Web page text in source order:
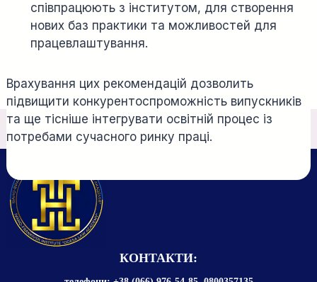
співпрацюють з інститутом, для створення
нових баз практики та можливостей для
працевлаштування.
Врахування цих рекомендацій дозволить
підвищити конкурентоспроможність випускників
та ще тісніше інтегрувати освітній процес із
потребами сучасного ринку праці.
КОНТАКТИ: